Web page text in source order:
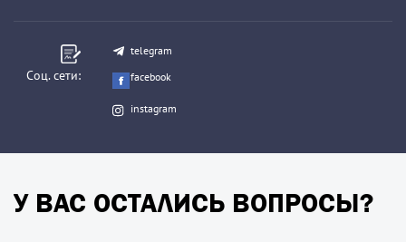
Соц. сети:
telegram
facebook
instagram
У ВАС ОСТАЛИСЬ ВОПРОСЫ?